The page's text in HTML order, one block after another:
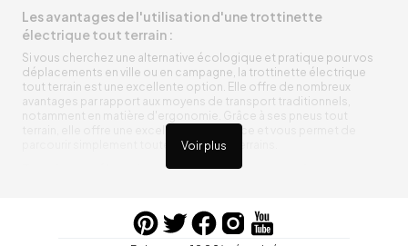
Voir plus
Les avantages de l'utilisation d'une trottinette
électrique tout terrain :
Si vous cherchez une alternative écologique et pratique pour vos
déplacements en ville ou en campagne, la trottinette électrique
tout terrain est une excellente option. Elle offre de nombreux
avantages par rapport aux moyens de transport traditionnels,
notamment en matière d'ergonomie. Grâce à ses pneus tout
terrain, elle offre une excellente adhérence et vous permet de
parcourir simplement toutes sortes de terrains.
Trottinette électrique tout terrain ergonomique
entre vos trajets, vous n’aurez pas à vous soucier de l’état de sa
batterie. De plus, elle est équipée de pneus résistants qui peuvent